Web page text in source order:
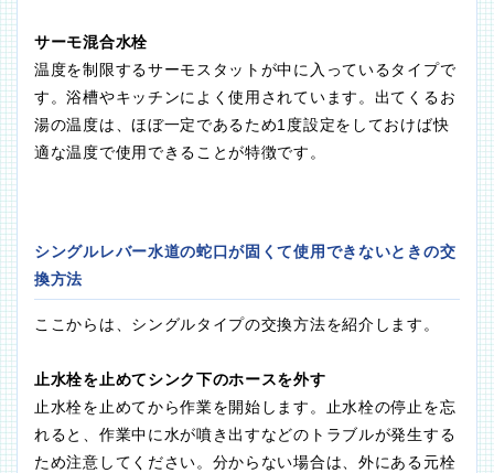
サーモ混合水栓
温度を制限するサーモスタットが中に入っているタイプで
す。浴槽やキッチンによく使用されています。出てくるお
湯の温度は、ほぼ一定であるため1度設定をしておけば快
適な温度で使用できることが特徴です。
シングルレバー水道の蛇口が固くて使用できないときの交
換方法
ここからは、シングルタイプの交換方法を紹介します。
止水栓を止めてシンク下のホースを外す
止水栓を止めてから作業を開始します。止水栓の停止を忘
れると、作業中に水が噴き出すなどのトラブルが発生する
ため注意してください。分からない場合は、外にある元栓